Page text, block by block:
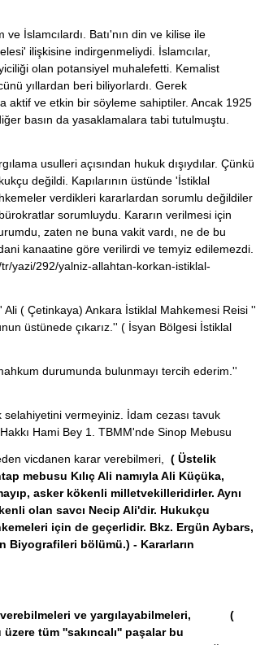
İslamcılardı. Batı'nın din ve kilise ile
ilişkisine indirgenmeliydi. İslamcılar,
olan potansiyel muhalefetti. Kemalist
yıllardan beri biliyorlardı. Gerek
aktif ve etkin bir söyleme sahiptiler. Ancak 1925
basın da yasaklamalara tabi tutulmuştu.
usulleri açısından hukuk dışıydılar. Çünkü
değildi. Kapılarının üstünde 'İstiklal
verdikleri kararlardan sorumlu değildiler
sorumluydu. Kararın verilmesi için
zaten ne buna vakit vardı, ne de bu
kanaatine göre verilirdi ve temyiz edilemezdi.
yazi/292/yalniz-allahtan-korkan-istiklal-
( Çetinkaya) Ankara İstiklal Mahkemesi Reisi ''
üstünede çıkarız.'' ( İsyan Bölgesi İstiklal
durumunda bulunmayı tercih ederim.''
vermeyiniz. İdam cezası tavuk
Hami Bey 1. TBMM'nde Sinop Mebusu
vicdanen karar verebilmeri, ( Üstelik
mebusu Kılıç Ali namıyla Ali Küçüka,
asker kökenli milletvekilleridirler. Aynı
olan savcı Necip Ali'dir. Hukukçu
için de geçerlidir. Bkz. Ergün Aybars,
Biyografileri bölümü.) - Kararların
verebilmeleri ve yargılayabilmeleri, (
tüm ''sakıncalı'' paşalar bu